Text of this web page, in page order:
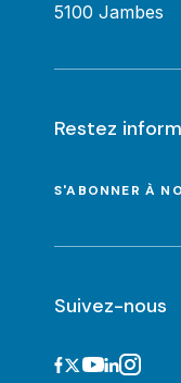
5100 Jambes
Restez
S'ABONNER À
Suivez-nous